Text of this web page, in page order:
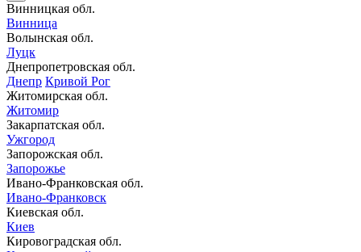
Винницкая обл.
Винница
Волынская обл.
Луцк
Днепропетровская обл.
Днепр Кривой Рог
Житомирская обл.
Житомир
Закарпатская обл.
Ужгород
Запорожская обл.
Запорожье
Ивано-Франковская обл.
Ивано-Франковск
Киевская обл.
Киев
Кировоградская обл.